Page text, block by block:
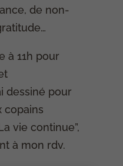
de non-
à 11h pour
dessiné pour
copains
vie continue”,
à mon rdv.